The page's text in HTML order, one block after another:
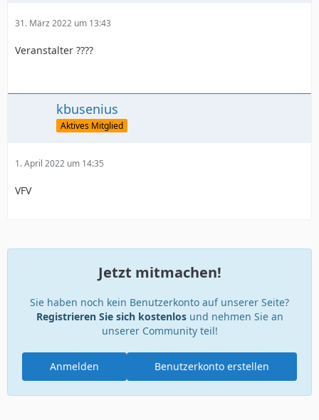
31. März 2022 um 13:43
Veranstalter ????
kbusenius
Aktives Mitglied
1. April 2022 um 14:35
VFV
Jetzt mitmachen!
Sie haben noch kein Benutzerkonto auf unserer Seite?
Registrieren Sie sich kostenlosund nehmen Sie an
unserer Community teil!
Benutzerkonto erstellen
Anmelden